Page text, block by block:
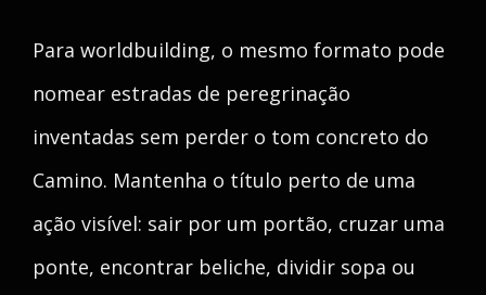
Para worldbuilding, o mesmo formato pode
nomear estradas de peregrinação
inventadas sem perder o tom concreto do
Camino. Mantenha o título perto de uma
ação visível: sair por um portão, cruzar uma
ponte, encontrar beliche, dividir sopa ou